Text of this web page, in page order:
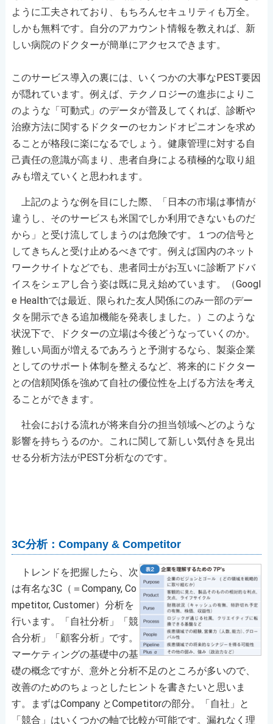
ように工夫されており、もちろんセキュリティも万全。
しかも無料です。自分のアカウント情報を教えれば、新
しい病院のドクターが簡単にアクセスできます。
このサービス導入の裏には、いくつかの大事なPEST要因
が隠れています。例えば、テクノロジーの進歩によりこ
のような「可動式」のデータが普及してくれば、診断や
治療方法に関するドクターのセカンドオピニオンを求め
ることが格段に楽になるでしょう。健康管理に対する自
己責任の意識が高まり、患者自身による積極的な取り組
みも増えていくと思われます。
上記のような例を目にした際、「日本の市場は事情が
違うし、そのサービスも米国でしか利用できないものだ
から」と受け流してしまうのは危険です。１つの信号と
してきちんと受け止めるべきです。例えば国内のネット
ワークサイトなどでも、患者同士がお互いに診断アドバ
イスをシェアし合う姿は既に見え始めています。（Googl
e Healthでは最近、限られた友人関係にのみ一部のデー
タを開示できる追加機能を発表しました。）このような
状況下で、ドクターの立場は今後どうなっていくのか。
難しい局面が増えるであろうと予測するなら、製薬企業
としてのサポート体制を整えるなど、将来的にドクター
との信頼関係を強めて自社の優位性を上げる方法を考え
ることができます。
社会における流れが将来自分の担当領域へどのような
影響を持ちうるのか。これに関して新しい気付きを見出
せる分析方法がPEST分析なのです。
3C分析：Company & Competitor
トレンドを把握したら、次
は有名な3C（＝Company, Co
mpetitor, Customer）分析を
行います。「自社分析」「競
合分析」「顧客分析」です。
マーケティングの基礎中の基
礎の概念ですが、意外と分析不足のところが多いので、
改善のためのちょっとしたヒントを書きたいと思いま
す。まずはCompany とCompetitorの部分。「自社」と
「競合」はいくつかの軸で比較が可能です。漏れなく理